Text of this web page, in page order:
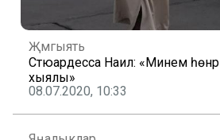
Җәмгыять
Стюардесса Наилә: «Минем
хыялы»
08.07.2020, 10:33